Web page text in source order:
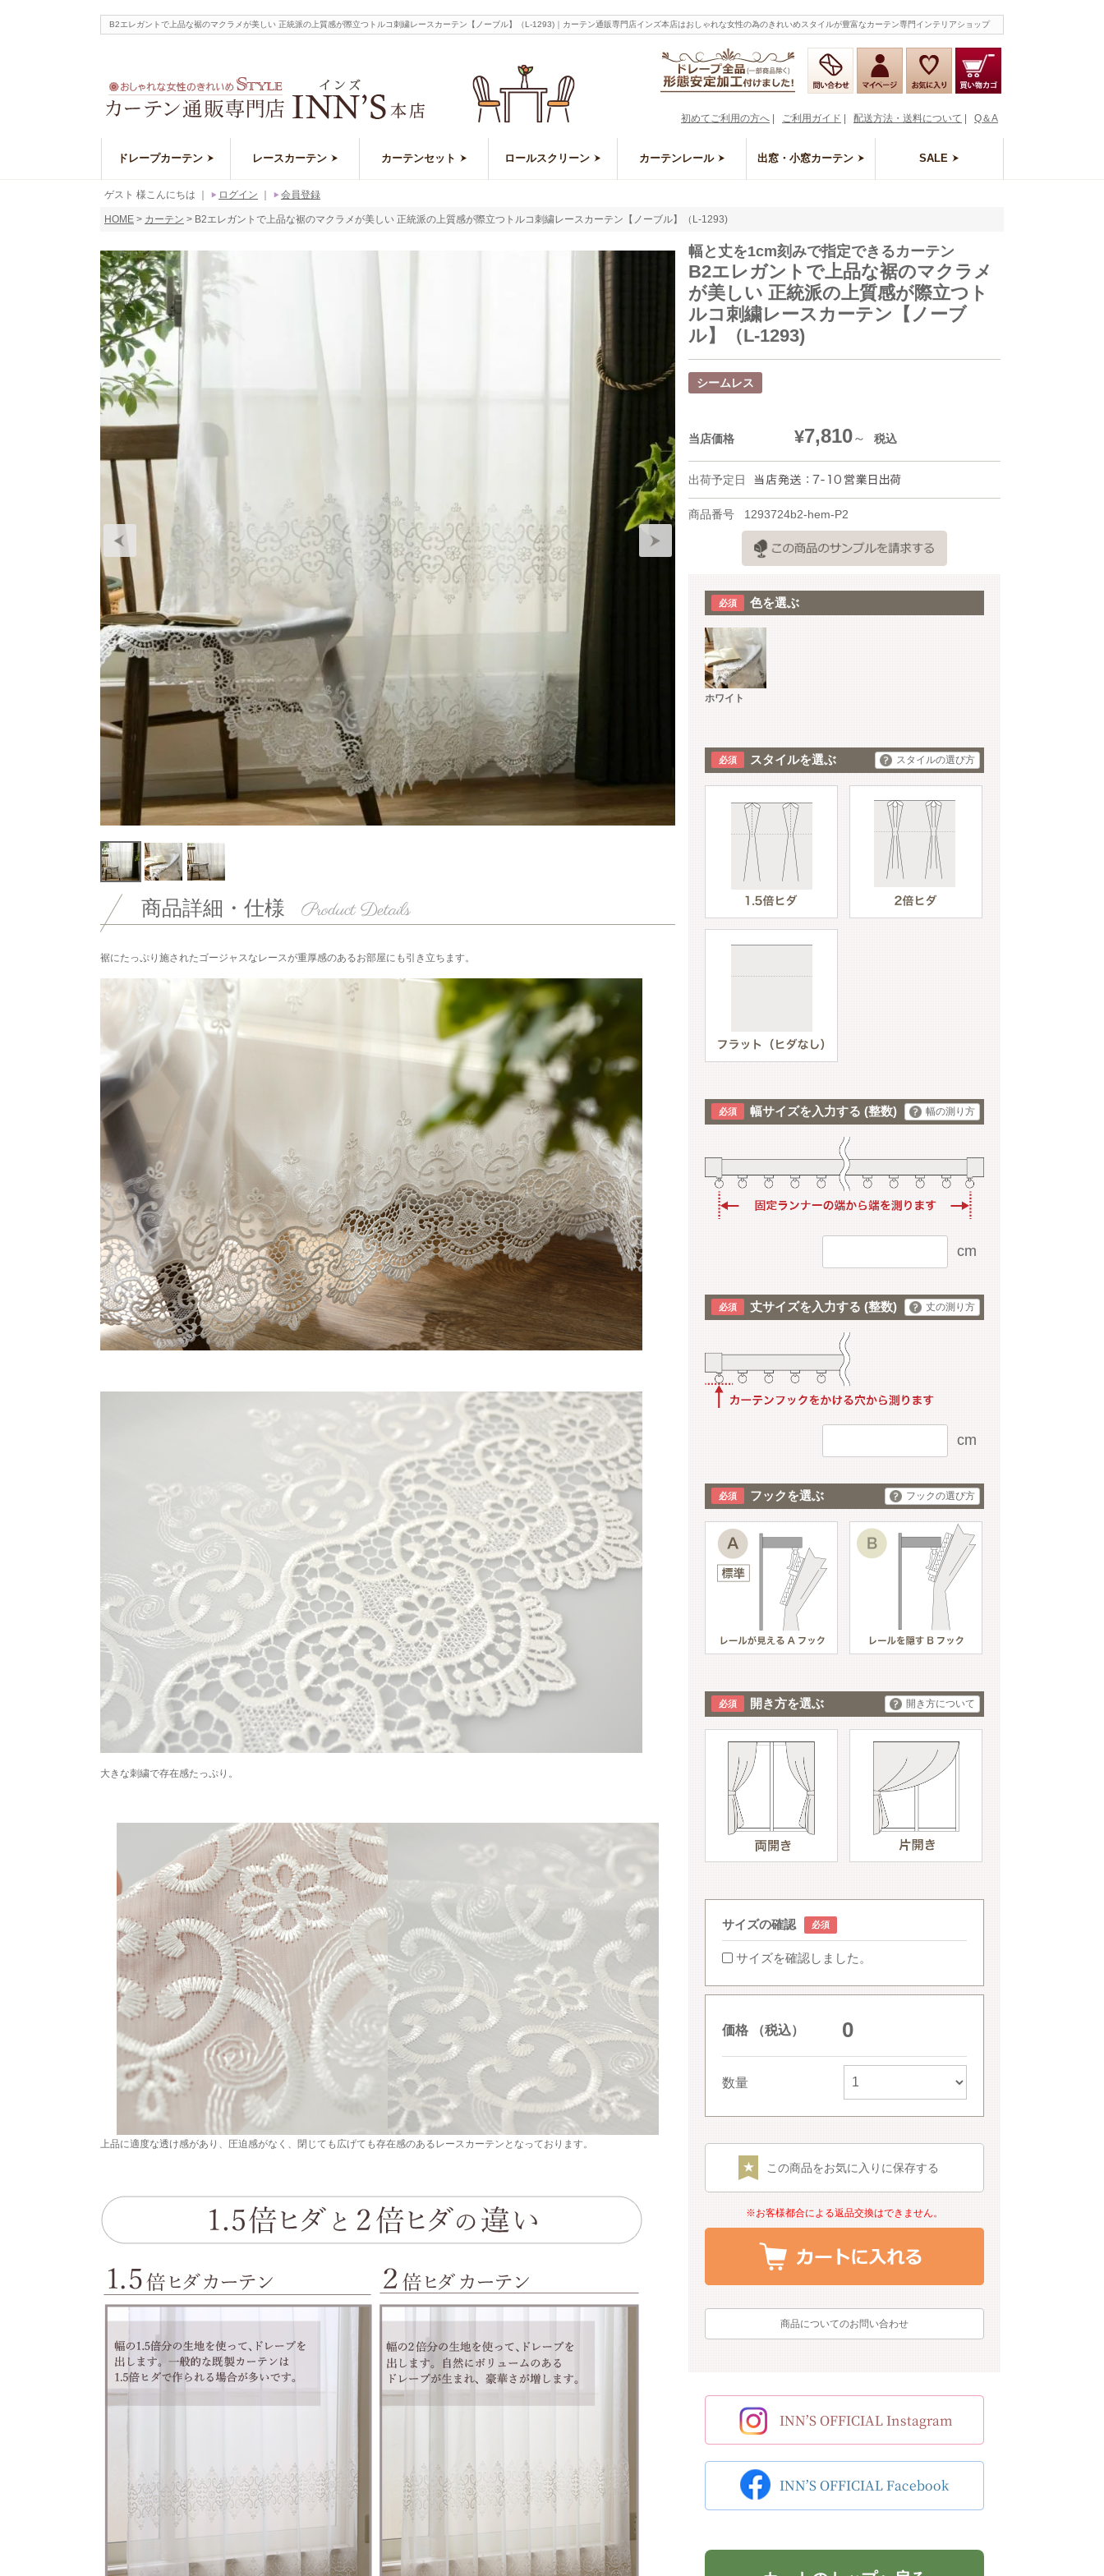
B2エレガントで上品な裾のマクラメが美しい 正統派の上質感が際立つトルコ刺繍レースカーテン【ノーブル】（L-1293)｜カーテン通販専門店インズ本店はおしゃれな女性の為のきれいめスタイルが豊富なカーテン専門インテリアショップ
Q＆A
配送方法・送料について
ご利用ガイド
初めてご利用の方へ
ドレープカーテン レースカーテン カーテンセット ロールスクリーン カーテンレール 出窓・小窓カーテン SALE
ゲスト 様こんにちは ログイン 会員登録
HOME カーテン B2エレガントで上品な裾のマクラメが美しい 正統派の上質感が際立つトルコ刺繍レースカーテン【ノーブル】（L-1293)
商品詳細・仕様
裾にたっぷり施されたゴージャスなレースが重厚感のあるお部屋にも引き立ちます。
大きな刺繍で存在感たっぷり。
上品に適度な透け感があり、圧迫感がなく、閉じても広げても存在感のあるレースカーテンとなっております。
幅と丈を1cm刻みで指定できるカーテン
B2エレガントで上品な裾のマクラメ
が美しい 正統派の上質感が際立つト
ルコ刺繍レースカーテン【ノーブ
ル】（L-1293)
シームレス
当店価格 ¥7,810 税込
出荷予定日
商品番号 1293724b2-hem-P2
色を選ぶ
ホワイト
スタイルを選ぶ スタイルの選び方
幅サイズを入力する (整数) 幅の測り方
cm
丈サイズを入力する (整数) 丈の測り方
cm
フックを選ぶ フックの選び方
開き方を選ぶ 開き方について
サイズの確認
サイズを確認しました。
価格 （税込） 0
数量
この商品をお気に入りに保存する
※お客様都合による返品交換はできません。
商品についてのお問い合わせ